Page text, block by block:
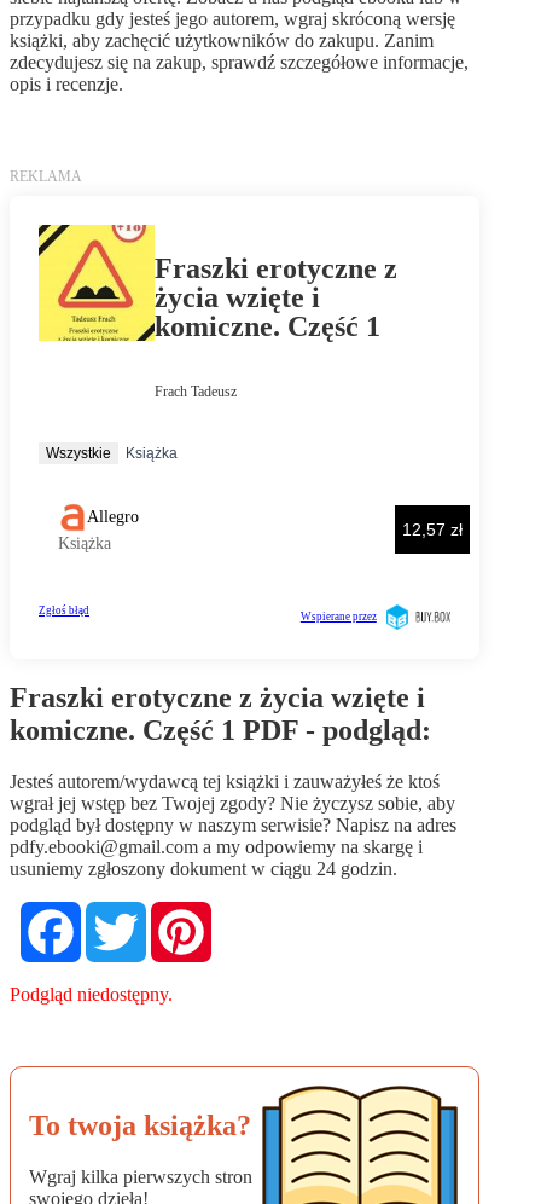
przypadku gdy jesteś jego autorem, wgraj skróconą wersję
książki, aby zachęcić użytkowników do zakupu. Zanim
zdecydujesz się na zakup, sprawdź szczegółowe informacje,
opis i recenzje.
Fraszki erotyczne z życia wzięte i
komiczne. Część 1 PDF - podgląd:
Jesteś autorem/wydawcą tej książki i zauważyłeś że ktoś
wgrał jej wstęp bez Twojej zgody? Nie życzysz sobie, aby
podgląd był dostępny w naszym serwisie? Napisz na adres
pdfy.ebooki@gmail.com a my odpowiemy na skargę i
usuniemy zgłoszony dokument w ciągu 24 godzin.
FacebookTwitter
Podgląd niedostępny.
To twoja książka?
Wgraj kilka pierwszych stron
swojego dzieła!